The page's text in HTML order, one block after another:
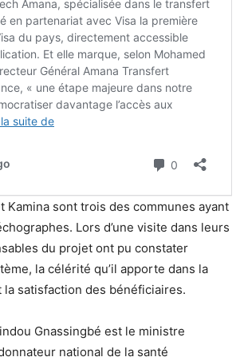
Kamina sont trois des communes ayant
Lors d’une visite dans leurs
du projet ont pu constater
la célérité qu’il apporte dans la
la satisfaction des bénéficiaires.
Gnassingbé est le ministre
national de la santé